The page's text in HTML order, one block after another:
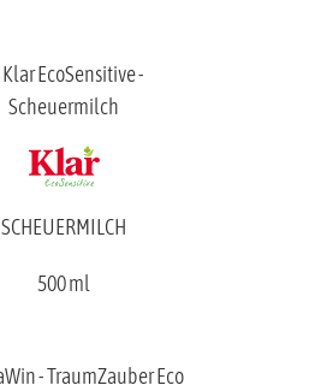
SCHEUERMILCH
500 ml